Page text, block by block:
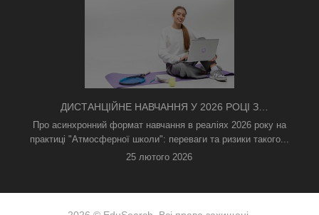
ДИСТАНЦІЙНЕ НАВЧАННЯ У 2026 РОЦІ З
ТРИВОГАМИ ТА БЕЗ СВІТЛА: ЯК АСИНХРОННИЙ
ФОРМАТ РЯТУЄ ОСВІТНІЙ ПРОЦЕС
Про асинхронний формат навчання в реаліях 2026 року на
практиці "Атмосферної школи": переваги та ризики такого...
25 лютого 2026